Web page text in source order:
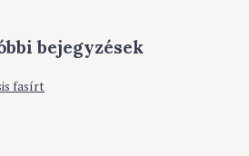
bejegyzések
fasírt